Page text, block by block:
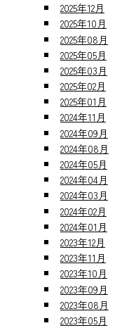
2025年12月
2025年10月
2025年08月
2025年05月
2025年03月
2025年02月
2025年01月
2024年11月
2024年09月
2024年08月
2024年05月
2024年04月
2024年03月
2024年02月
2024年01月
2023年12月
2023年11月
2023年10月
2023年09月
2023年08月
2023年05月